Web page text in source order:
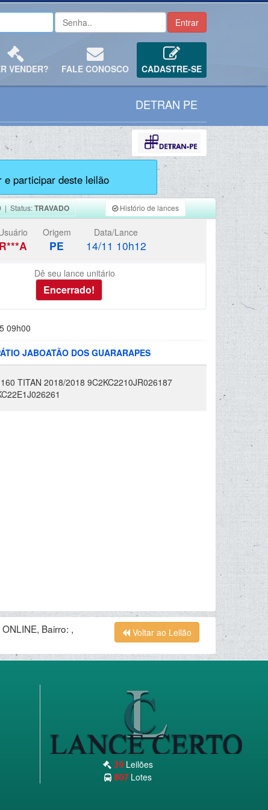
VENDER? FALE CONOSCO CADASTRE-SE
DETRAN PE
e participar deste leilão
| Status:TRAVADO Histório de lances
R***A
Origem
PE
Data/Lance
14/11 10h12
Dê seu lance unitário
09h00
JABOATÃO DOS GUARARAPES
TITAN 2018/2018 9C2KC2210JR026187
Bairro: ,
Voltar ao Leilão
39Leilões
807Lotes